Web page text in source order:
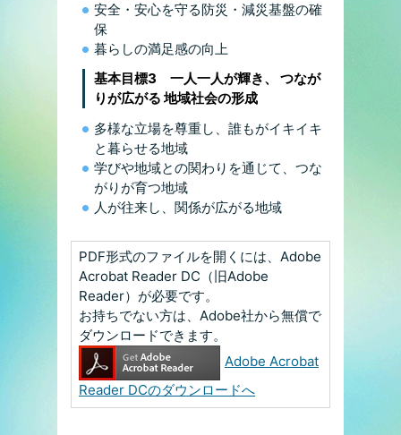
安全・安心を守る防災・減災基盤の確
保
暮らしの満足感の向上
基本目標3 一人一人が輝き、 つなが
りが広がる 地域社会の形成
多様な立場を尊重し、誰もがイキイキ
と暮らせる地域
学びや地域との関わりを通じて、つな
がりが育つ地域
人が往来し、関係が広がる地域
PDF形式のファイルを開くには、Adobe
Acrobat Reader DC（旧Adobe
Reader）が必要です。
お持ちでない方は、Adobe社から無償で
ダウンロードできます。
Adobe Acrobat
Reader DCのダウンロードへ